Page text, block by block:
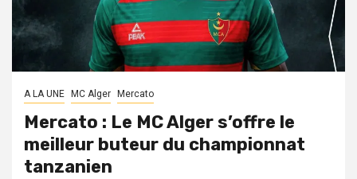
A LA UNE MC Alger Mercato
Mercato : Le MC Alger s’offre le
meilleur buteur du championnat
tanzanien